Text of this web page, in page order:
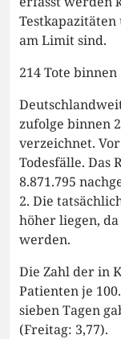
am Limit sind.
214 Tote
zufolge binnen
verzeichnet.
Todesfälle. Das
8.871.795
2. Die
höher liegen,
werden.
Die Zahl der in
Patienten je
sieben Tagen
(Freitag: 3,77).